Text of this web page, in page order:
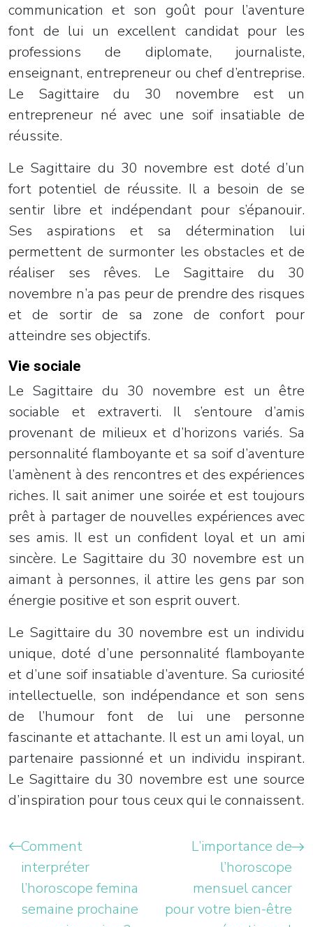
communication et son goût pour l’aventure
font de lui un excellent candidat pour les
professions de diplomate, journaliste,
enseignant, entrepreneur ou chef d’entreprise.
Le Sagittaire du 30 novembre est un
entrepreneur né avec une soif insatiable de
réussite.
Le Sagittaire du 30 novembre est doté d’un
fort potentiel de réussite. Il a besoin de se
sentir libre et indépendant pour s’épanouir.
Ses aspirations et sa détermination lui
permettent de surmonter les obstacles et de
réaliser ses rêves. Le Sagittaire du 30
novembre n’a pas peur de prendre des risques
et de sortir de sa zone de confort pour
atteindre ses objectifs.
Vie sociale
Le Sagittaire du 30 novembre est un être
sociable et extraverti. Il s’entoure d’amis
provenant de milieux et d’horizons variés. Sa
personnalité flamboyante et sa soif d’aventure
l’amènent à des rencontres et des expériences
riches. Il sait animer une soirée et est toujours
prêt à partager de nouvelles expériences avec
ses amis. Il est un confident loyal et un ami
sincère. Le Sagittaire du 30 novembre est un
aimant à personnes, il attire les gens par son
énergie positive et son esprit ouvert.
Le Sagittaire du 30 novembre est un individu
unique, doté d’une personnalité flamboyante
et d’une soif insatiable d’aventure. Sa curiosité
intellectuelle, son indépendance et son sens
de l’humour font de lui une personne
fascinante et attachante. Il est un ami loyal, un
partenaire passionné et un individu inspirant.
Le Sagittaire du 30 novembre est une source
d’inspiration pour tous ceux qui le connaissent.
Comment
interpréter
l’horoscope femina
semaine prochaine
L’importance de
l’horoscope
mensuel cancer
pour votre bien-être